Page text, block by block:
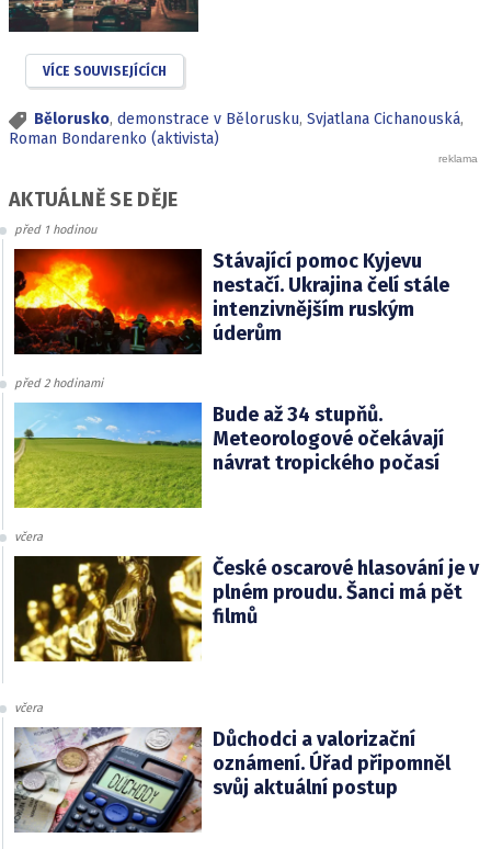
VÍCE SOUVISEJÍCÍCH
Bělorusko, demonstrace v Bělorusku, Svjatlana Cichanouská,
Roman Bondarenko (aktivista)
AKTUÁLNĚ SE DĚJE
před 1 hodinou
Stávající pomoc Kyjevu
nestačí. Ukrajina čelí stále
intenzivnějším ruským
úderům
před 2 hodinami
Bude až 34 stupňů.
Meteorologové očekávají
návrat tropického počasí
včera
České oscarové hlasování je v
plném proudu. Šanci má pět
filmů
včera
Důchodci a valorizační
oznámení. Úřad připomněl
svůj aktuální postup